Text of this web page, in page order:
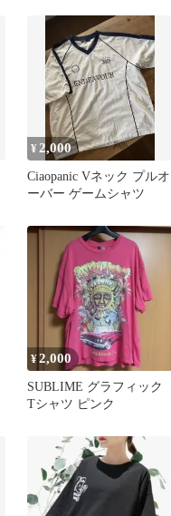
アル
¥2,000
Ciaopanic Vネック プルオ
ーバー ゲームシャツ
¥2,000
SUBLIME グラフィック
Tシャツ ピンク